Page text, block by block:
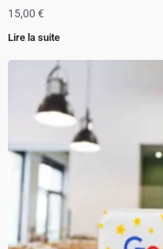
15,00 €
Lire la suite